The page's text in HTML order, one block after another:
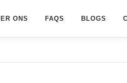
ONS FAQS BLOGS